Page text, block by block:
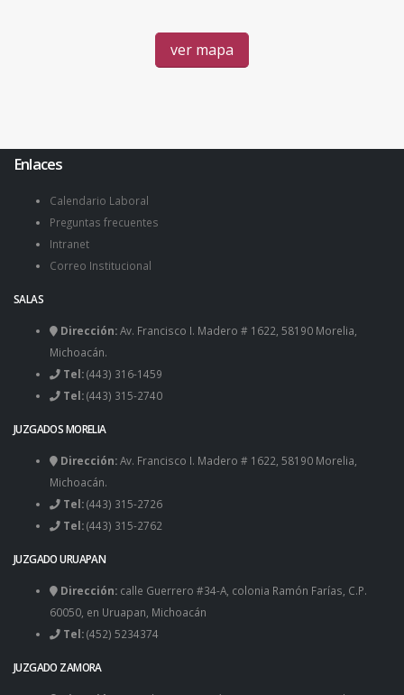
ver mapa
Enlaces
Calendario Laboral
Preguntas frecuentes
Intranet
Correo Institucional
SALAS
Dirección:Av. Francisco I. Madero # 1622, 58190 Morelia,
Michoacán.
Tel:(443) 316-1459
Tel:(443) 315-2740
JUZGADOS MORELIA
Dirección:Av. Francisco I. Madero # 1622, 58190 Morelia,
Michoacán.
Tel:(443) 315-2726
Tel:(443) 315-2762
JUZGADO URUAPAN
Dirección: calle Guerrero #34-A, colonia Ramón Farías, C.P.
60050, en Uruapan, Michoacán
Tel:(452) 5234374
JUZGADO ZAMORA